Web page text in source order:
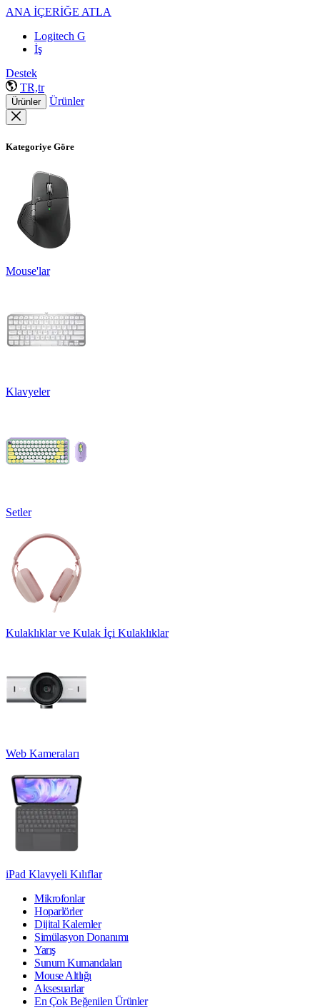
ANA İÇERİĞE ATLA
Logitech G
İş
Destek
TR,tr
Ürünler Ürünler
Kategoriye Göre
Mouse'lar
Klavyeler
Setler
Kulaklıklar ve Kulak İçi Kulaklıklar
Web Kameraları
iPad Klavyeli Kılıflar
Mikrofonlar
Hoparlörler
Dijital Kalemler
Simülasyon Donanımı
Yarış
Sunum Kumandaları
Mouse Altlığı
Aksesuarlar
En Çok Beğenilen Ürünler